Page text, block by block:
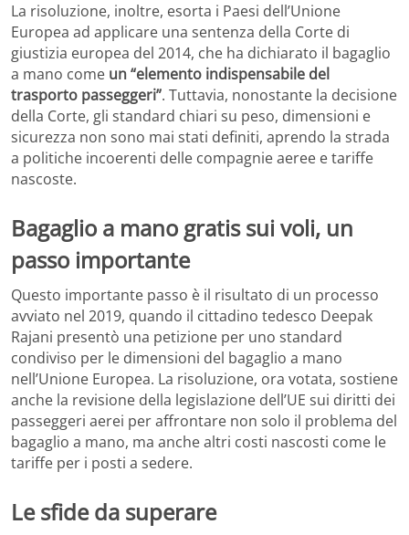
La risoluzione, inoltre, esorta i Paesi dell’Unione
Europea ad applicare una sentenza della Corte di
giustizia europea del 2014, che ha dichiarato il bagaglio
a mano come un “elemento indispensabile del
trasporto passeggeri”. Tuttavia, nonostante la decisione
della Corte, gli standard chiari su peso, dimensioni e
sicurezza non sono mai stati definiti, aprendo la strada
a politiche incoerenti delle compagnie aeree e tariffe
nascoste.
Bagaglio a mano gratis sui voli, un
passo importante
Questo importante passo è il risultato di un processo
avviato nel 2019, quando il cittadino tedesco Deepak
Rajani presentò una petizione per uno standard
condiviso per le dimensioni del bagaglio a mano
nell’Unione Europea. La risoluzione, ora votata, sostiene
anche la revisione della legislazione dell’UE sui diritti dei
passeggeri aerei per affrontare non solo il problema del
bagaglio a mano, ma anche altri costi nascosti come le
tariffe per i posti a sedere.
Le sfide da superare